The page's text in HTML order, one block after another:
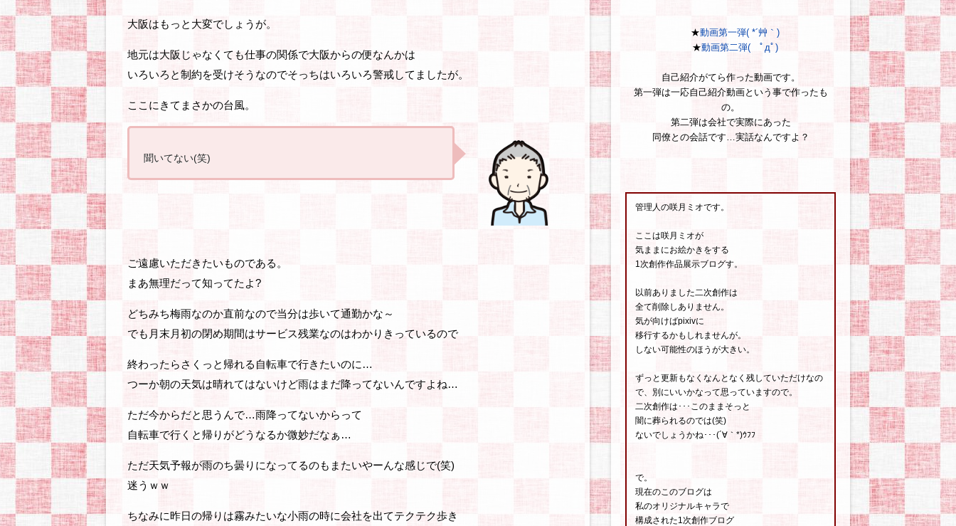
大阪はもっと大変でしょうが。
地元は大阪じゃなくても仕事の関係で大阪からの便なんかは
いろいろと制約を受けそうなのでそっちはいろいろ警戒してましたが。
ここにきてまさかの台風。
聞いてない(笑)
ご遠慮いただきたいものである。
まあ無理だって知ってたよ?
どちみち梅雨なのか直前なので当分は歩いて通勤かな～
でも月末月初の閉め期間はサービス残業なのはわかりきっているので
終わったらさくっと帰れる自転車で行きたいのに…
つーか朝の天気は晴れてはないけど雨はまだ降ってないんですよね…
ただ今からだと思うんで…雨降ってないからって
自転車で行くと帰りがどうなるか微妙だなぁ…
ただ天気予報が雨のち曇りになってるのもまたいやーんな感じで(笑)
迷うｗｗ
ちなみに昨日の帰りは霧みたいな小雨の時に会社を出てテクテク歩き
★動画第一弾( *´艸｀)
★動画第二弾( ﾟдﾟ)
自己紹介がてら作った動画です。
第一弾は一応自己紹介動画という事で作ったも
の。
第二弾は会社で実際にあった
同僚との会話です…実話なんですよ？
管理人の咲月ミオです。
ここは咲月ミオが
気ままにお絵かきをする
1次創作作品展示ブログす。
以前ありました二次創作は
全て削除しありません。
気が向けばpixivに
移行するかもしれませんが。
しない可能性のほうが大きい。
ずっと更新もなくなんとなく残していただけなの
で、別にいいかなって思っていますので。
二次創作は･･･このままそっと
闇に葬られるのでは(笑)
ないでしょうかね･･･(´∀｀*)ｳﾌﾌ
で。
現在のこのブログは
私のオリジナルキャラで
構成された1次創作ブログ